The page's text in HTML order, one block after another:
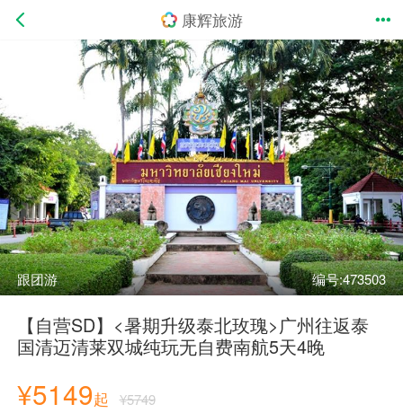
康辉旅游
跟团游 编号:473503
【自营SD】<暑期升级泰北玫瑰>广州往返泰
国清迈清莱双城纯玩无自费南航5天4晚
¥5149起 ¥5749